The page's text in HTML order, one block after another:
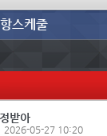
스케줄
받아
2026-05-27 10:20